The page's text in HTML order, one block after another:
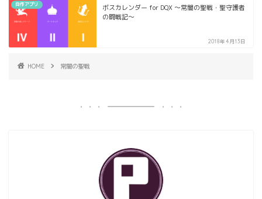
自作アプリ
ボスカレンダー for DQX 〜常闇の聖戦・聖守護者
の闘戦記〜
2018年4月13日
HOME 常闇の聖戦